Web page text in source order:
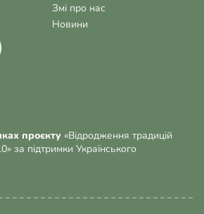
Змі про нас
Новини
проєкту «Відродження традицій
за підтримки Українського